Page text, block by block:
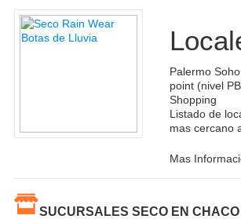
Palermo
point (nivel
Shopping
Listado de
mas cercano
Mas
SUCURSALES SECO EN CHACO